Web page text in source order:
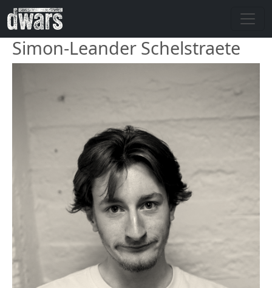
Overslaan en naar de inhoud gaan
Simon-Leander Schelstraete